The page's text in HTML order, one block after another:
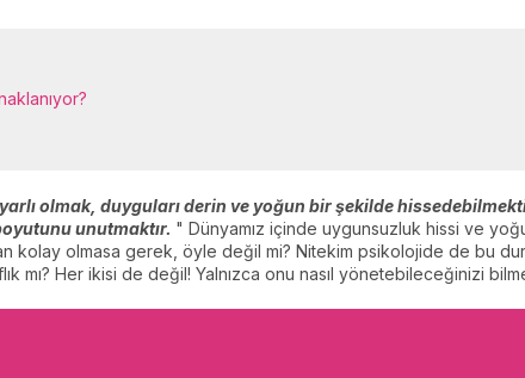
olmak, duyguları derin ve yoğun bir şekilde
unutmaktır. " Dünyamız içinde uygunsuzluk hissi ve
kolay olmasa gerek, öyle değil mi? Nitekim psikolojide de bu
mı? Her ikisi de değil! Yalnızca onu nasıl yönetebileceğinizi